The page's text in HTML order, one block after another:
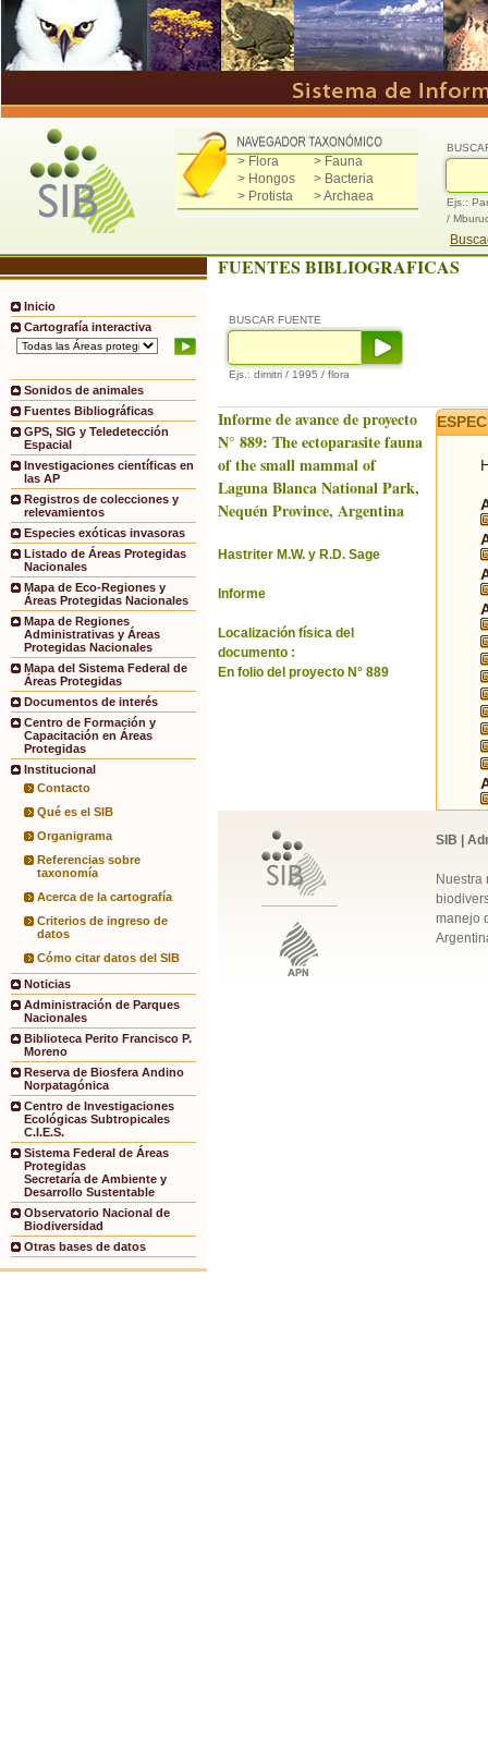
> Flora
> Fauna
> Hongos
> Bacteria
> Protista
> Archaea
Ejs.:
/
Inicio
Cartografía interactiva
Sonidos de animales
Fuentes Bibliográficas
GPS, SIG y Teledetección
Espacial
Investigaciones científicas en
las AP
Registros de colecciones y
relevamientos
Especies exóticas invasoras
Listado de Áreas Protegidas
Nacionales
Mapa de Eco-Regiones y
Áreas Protegidas Nacionales
Mapa de Regiones
Administrativas y Áreas
Protegidas Nacionales
Mapa del Sistema Federal de
Áreas Protegidas
Documentos de interés
Centro de Formación y
Capacitación en Áreas
Protegidas
Institucional
Contacto
Qué es el SIB
Organigrama
Referencias sobre
taxonomía
Acerca de la cartografía
Criterios de ingreso de
datos
Cómo citar datos del SIB
Noticias
Administración de Parques
Nacionales
Biblioteca Perito Francisco P.
Moreno
Reserva de Biosfera Andino
Norpatagónica
Centro de Investigaciones
Ecológicas Subtropicales
C.I.E.S.
Sistema Federal de Áreas
Protegidas
Secretaría de Ambiente y
Desarrollo Sustentable
Observatorio Nacional de
Biodiversidad
Otras bases de datos
FUENTES BIBLIOGRAFICAS
BUSCAR FUENTE
Ejs.: dimitri / 1995 / flora
Informe de avance de proyecto
N° 889: The ectoparasite fauna
of the small mammal of
Laguna Blanca National Park,
Nequén Province, Argentina
Hastriter M.W. y R.D. Sage
Informe
Localización física del
documento :
En folio del proyecto N° 889
SIB |
Nuestra
manejo